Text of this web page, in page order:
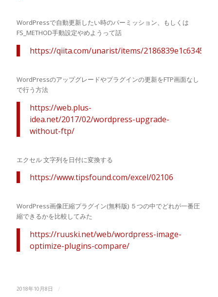
WordPressで自動更新したい時のパーミッション、もしくは
FS_METHOD手動設定やめようって話
https://qiita.com/unarist/items/
WordPressのアップグレードやプラグインの更新をFTP画面なし
で行う方法
https://web.plus-
idea.net/2017/02/wordpress-upgrade-
without-ftp/
エクセル 文字列を日付に変換する
https://www.tipsfound.com/excel/02106
WordPress画像圧縮プラグイン(無料版) ５つの中でどれが一番圧
縮できるかを比較してみた
https://ruuski.net/web/wordpress-image-
optimize-plugins-compare/
2018年10月8日 /